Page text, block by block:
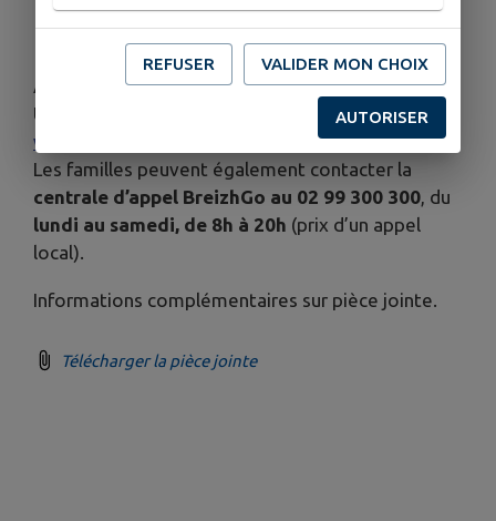
dans la limite des places disponibles,
et sans création de point d’arrêt.
Aide et contacts
Une
est disponible sur
www.breizhgo.bzh
Les familles peuvent également contacter la
centrale d’appel BreizhGo au 02 99 300 300, du
lundi au samedi, de 8h à 20h (prix d’un appel
local).
Informations complémentaires sur pièce jointe.
Télécharger la pièce jointe
REFUSER VALIDER MON CHOIX
AUTORISER